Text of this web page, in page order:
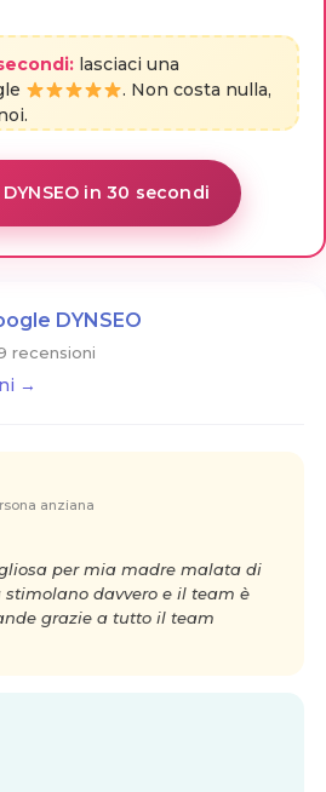
lasciaci una
. Non costa nulla,
in 30 secondi
DYNSEO
recensioni
→
anziana
per mia madre malata di
davvero e il team è
grazie a tutto il team